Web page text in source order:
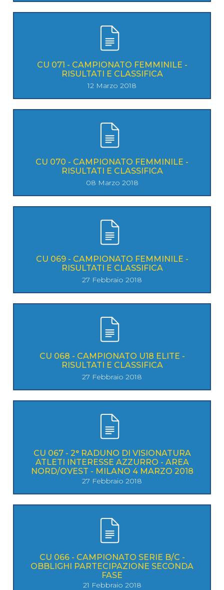
CU 071 - CAMPIONATO FEMMINILE -
RISULTATI E CLASSIFICA
12 Marzo 2018
CU 070 - CAMPIONATO FEMMINILE -
RISULTATI E CLASSIFICA
08 Marzo 2018
CU 069 - CAMPIONATO FEMMINILE -
RISULTATI E CLASSIFICA
27 Febbraio 2018
CU 068 - CAMPIONATO U18 ELITE -
RISULTATI E CLASSIFICA
27 Febbraio 2018
CU 067 - 2° RADUNO DI VISIONATURA
ATLETI INTERESSE AZZURRO - AREA
NORD/OVEST - MILANO 4 MARZO 2018
27 Febbraio 2018
CU 066 - CAMPIONATO SERIE B/C -
OBBLIGHI PARTECIPAZIONE SECONDA
FASE
21 Febbraio 2018